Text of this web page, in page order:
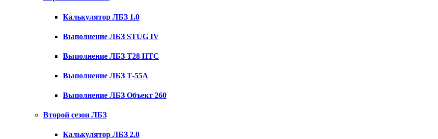
Калькулятор ЛБЗ 1.0
Выполнение ЛБЗ STUG IV
Выполнение ЛБЗ T28 HTC
Выполнение ЛБЗ Т-55А
Выполнение ЛБЗ Объект 260
Второй сезон ЛБЗ
Калькулятор ЛБЗ 2.0